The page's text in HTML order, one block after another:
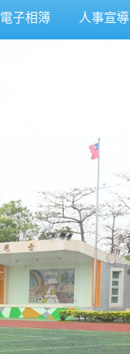
電子相簿 人事宣導